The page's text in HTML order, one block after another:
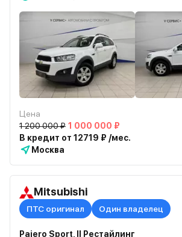
Цена
1 200 000 ₽ 1 000 000 ₽
В кредит от 12719 ₽ /мес.
Москва
Mitsubishi
ПТС оригинал Один владелец
Pajero Sport, II Рестайлинг